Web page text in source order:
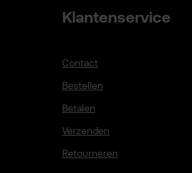
Klantenservice
Contact
Bestellen
Betalen
Verzenden
Retourneren